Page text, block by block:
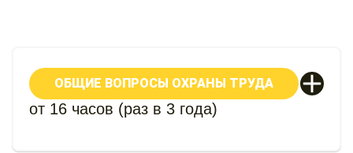
ОБЩИЕ ВОПРОСЫ ОХРАНЫ ТРУДА
от 16 часов (раз в 3 года)